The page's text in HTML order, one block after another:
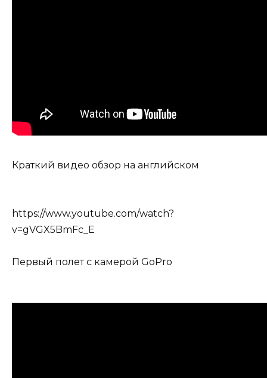
Краткий видео обзор на английском
https://www.youtube.com/watch?
v=gVGX5BmFc_E
Первый полет с камерой GoPro